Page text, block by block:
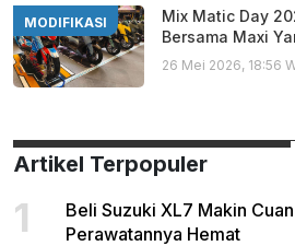
MODIFIKASI
Mix Matic Day
Bersama Maxi
26 Mei 2026, 18:56
Artikel Terpopuler
1
Beli Suzuki XL7 Makin
Perawatannya Hemat